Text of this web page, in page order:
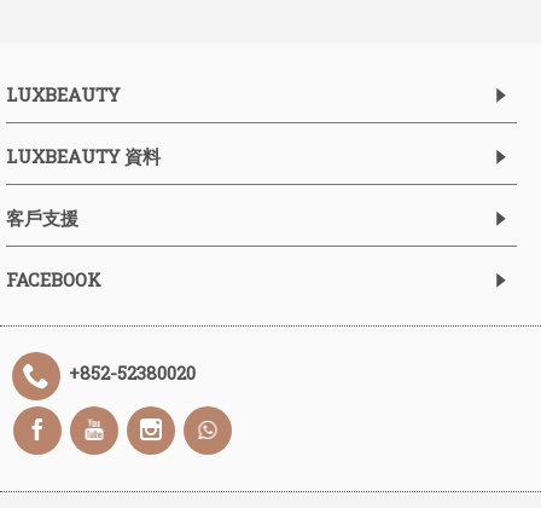
LUXBEAUTY
LUXBEAUTY 資料
客戶支援
FACEBOOK
+852-52380020